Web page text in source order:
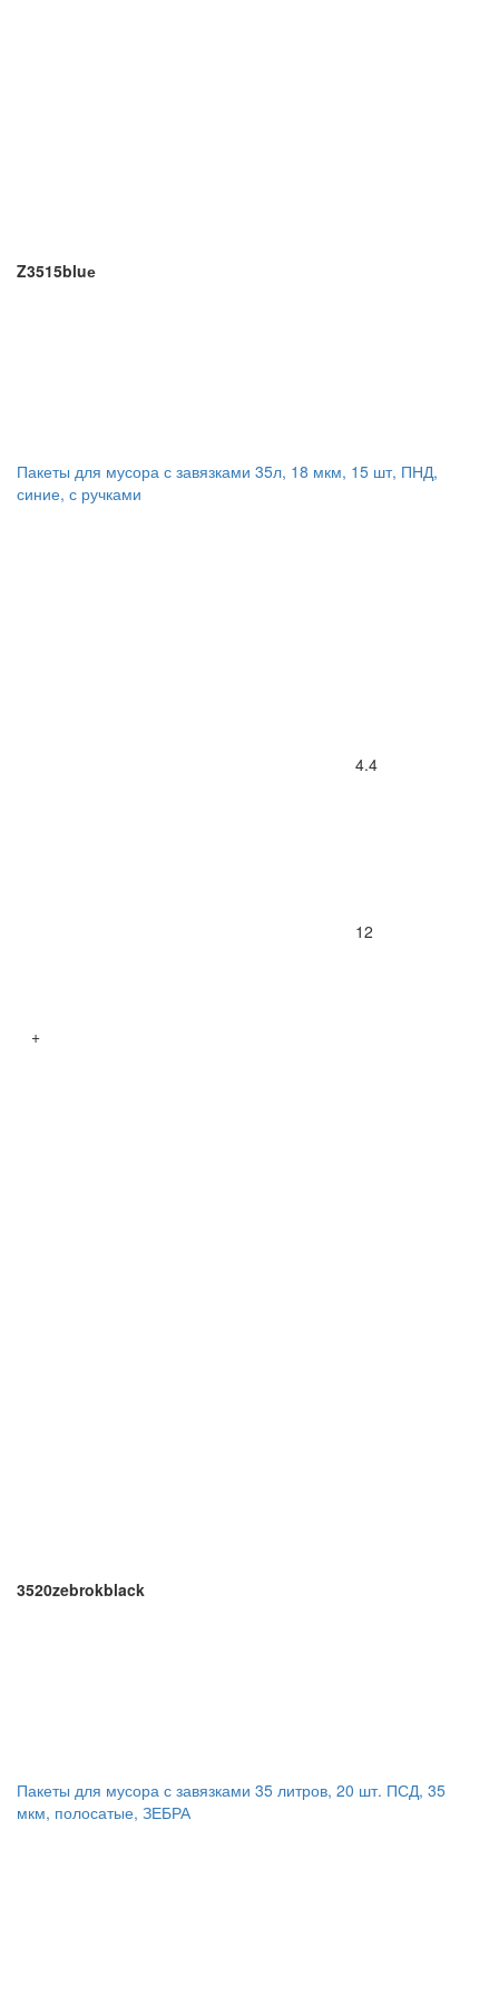
Z3515bluе
Пакеты для мусора с завязками 35л, 18 мкм, 15 шт, ПНД,
синие, с ручками
4.4
12
+
3520zebrokblack
Пакеты для мусора с завязками 35 литров, 20 шт. ПСД, 35
мкм, полосатые, ЗЕБРА